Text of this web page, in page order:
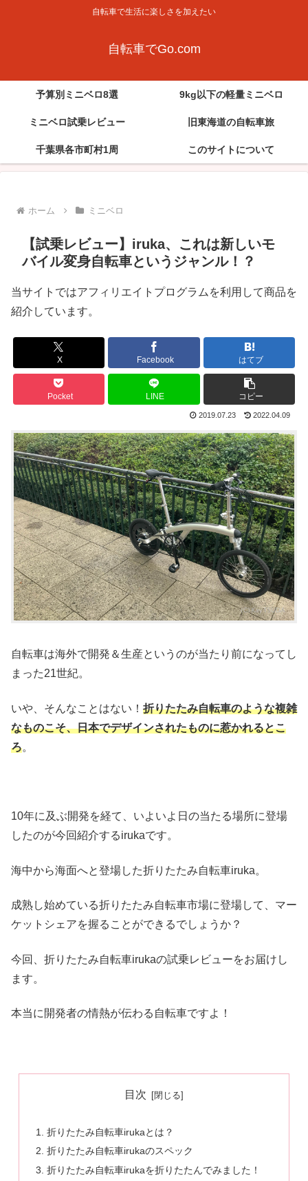
自転車で生活に楽しさを加えたい
自転車でGo.com
予算別ミニベロ8選 9kg以下の軽量ミニベロ
ミニベロ試乗レビュー 旧東海道の自転車旅
千葉県各市町村1周 このサイトについて
ホーム ミニベロ
【試乗レビュー】iruka、これは新しいモ
バイル変身自転車というジャンル！？
当サイトではアフィリエイトプログラムを利用して商品を
紹介しています。
X Facebook はてブ
Pocket LINE コピー
2019.07.23 2022.04.09
自転車は海外で開発＆生産というのが当たり前になってし
まった21世紀。
いや、そんなことはない！ 折りたたみ自転車のような複雑
なものこそ、日本でデザインされたものに惹かれるとこ
ろ。
10年に及ぶ開発を経て、いよいよ日の当たる場所に登場
したのが今回紹介するirukaです。
海中から海面へと登場した折りたたみ自転車iruka。
成熟し始めている折りたたみ自転車市場に登場して、マー
ケットシェアを握ることができるでしょうか？
今回、折りたたみ自転車irukaの試乗レビューをお届けし
ます。
本当に開発者の情熱が伝わる自転車ですよ！
目次
折りたたみ自転車irukaとは？
折りたたみ自転車irukaのスペック
折りたたみ自転車irukaを折りたたんでみました！